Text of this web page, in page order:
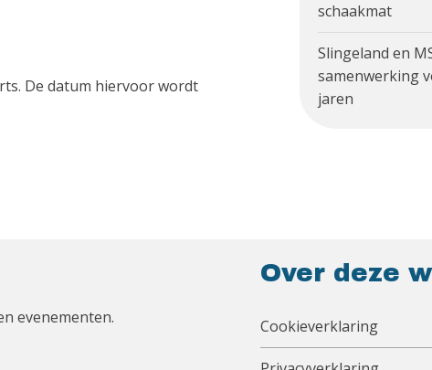
De datum hiervoor wordt
schaakmat
Slingeland en
samenwerking
jaren
evenementen.
Over deze
Cookieverklaring